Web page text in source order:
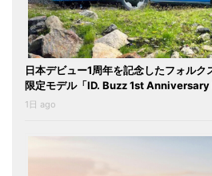
日本デビュー1周年を記念したフォル
限定モデル「ID. Buzz 1st
1日 ago